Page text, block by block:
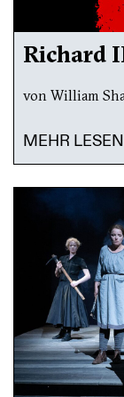
Richard
von William
MEHR LESEN